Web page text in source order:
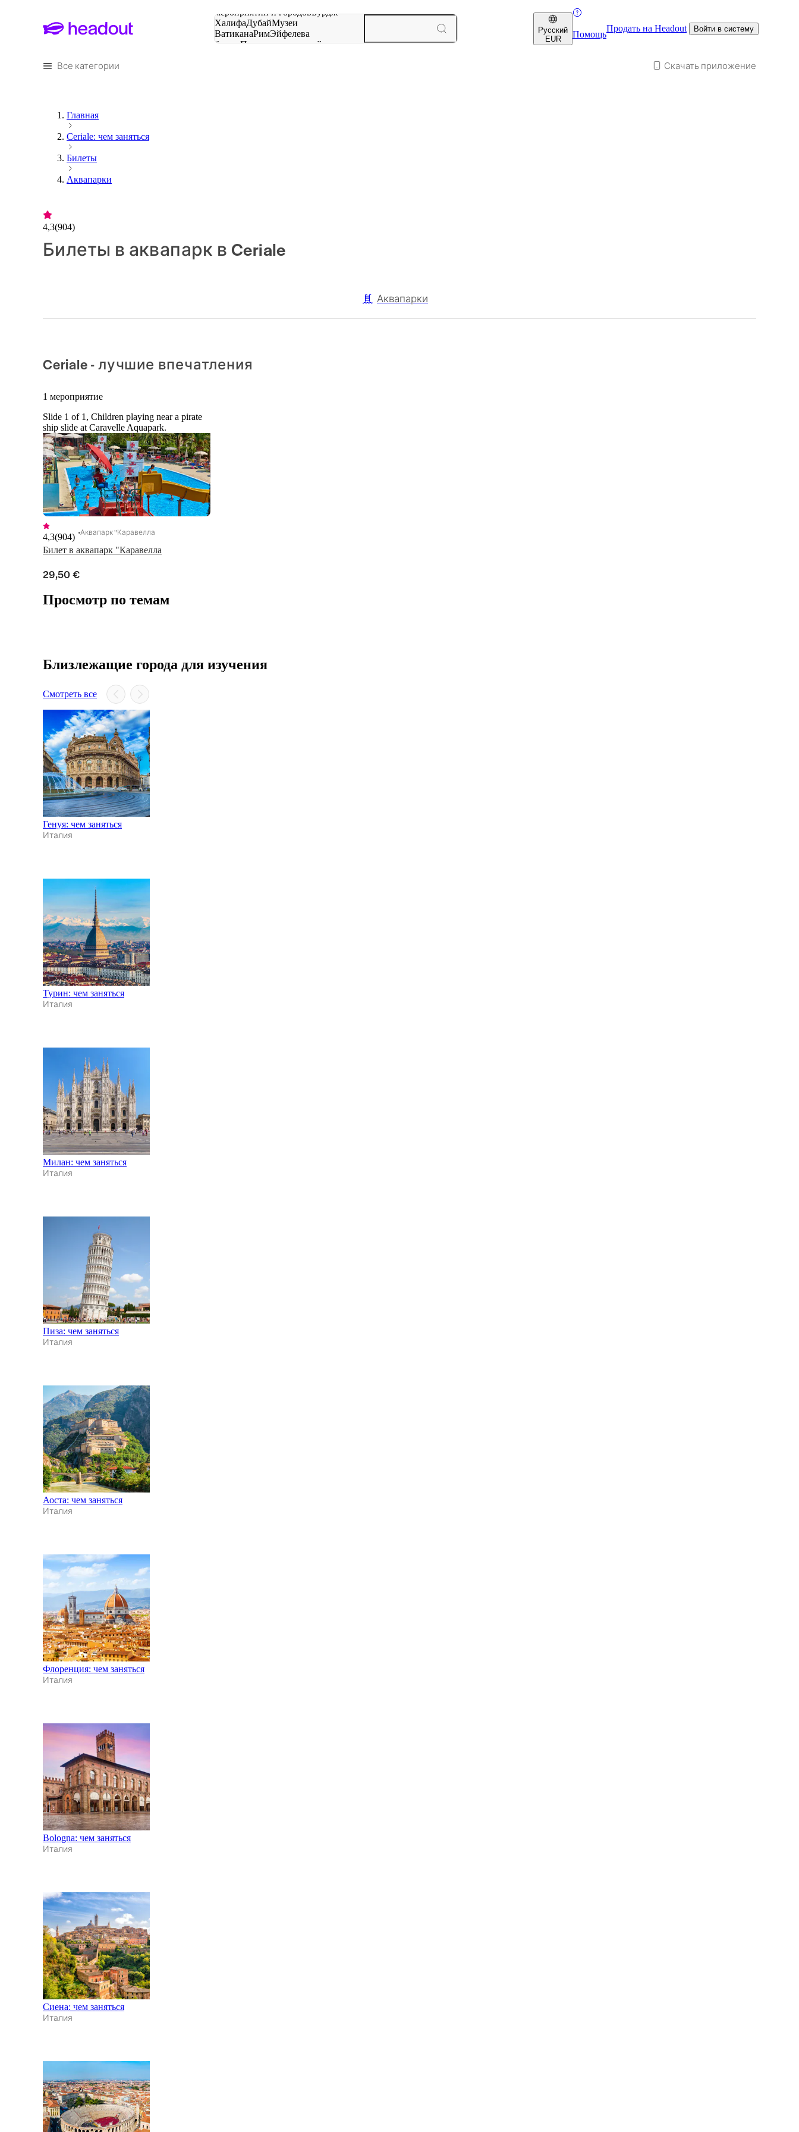
мероприятий и городовБурдж-
ХалифаДубайМузеи
ВатиканаРимЭйфелева
башняПарижмероприятий и
Русский
EUR
Помощь
Продать на Headout Войти в систему
Все категории Скачать приложение
Главная
Ceriale: чем заняться
Билеты
Аквапарки
4,3(904)
Билеты в аквапарк в Ceriale
Аквапарки
Ceriale - лучшие впечатления
1 мероприятие
Slide 1 of 1, Children playing near a pirate
ship slide at Caravelle Aquapark.
Билет в аквапарк "Каравелла
4,3(904) Аквапарк "Каравелла
29,50 €
Просмотр по темам
Близлежащие города для изучения
Смотреть все
Генуя: чем заняться
Италия
Турин: чем заняться
Италия
Милан: чем заняться
Италия
Пиза: чем заняться
Италия
Аоста: чем заняться
Италия
Флоренция: чем заняться
Италия
Bologna: чем заняться
Италия
Сиена: чем заняться
Италия